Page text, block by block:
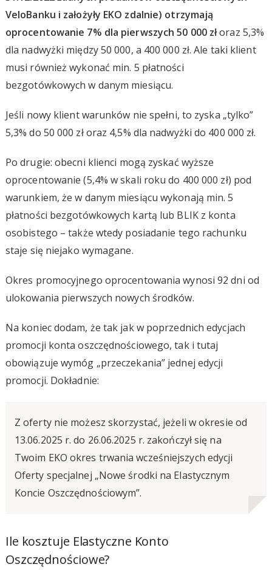
VeloBanku i założyły EKO zdalnie) otrzymają
oprocentowanie 7% dla pierwszych 50 000 złoraz 5,3%
dla nadwyżki między 50 000, a 400 000 zł. Ale taki klient
musi również wykonać min. 5 płatności
bezgotówkowych w danym miesiącu.
Jeśli nowy klient warunków nie spełni, to zyska „tylko”
5,3% do 50 000 zł oraz 4,5% dla nadwyżki do 400 000 zł.
Po drugie: obecni klienci mogą zyskać wyższe
oprocentowanie (5,4% w skali roku do 400 000 zł) pod
warunkiem, że w danym miesiącu wykonają min. 5
płatności bezgotówkowych kartą lub BLIK z konta
osobistego – także wtedy posiadanie tego rachunku
staje się niejako wymagane.
Okres promocyjnego oprocentowania wynosi 92 dni od
ulokowania pierwszych nowych środków.
Na koniec dodam, że tak jak w poprzednich edycjach
promocji konta oszczędnościowego, tak i tutaj
obowiązuje wymóg „przeczekania” jednej edycji
promocji. Dokładnie:
Z oferty nie możesz skorzystać, jeżeli w okresie od
13.06.2025 r. do 26.06.2025 r. zakończył się na
Twoim EKO okres trwania wcześniejszych edycji
Oferty specjalnej „Nowe środki na Elastycznym
Koncie Oszczędnościowym”.
Ile kosztuje Elastyczne Konto
Oszczędnościowe?